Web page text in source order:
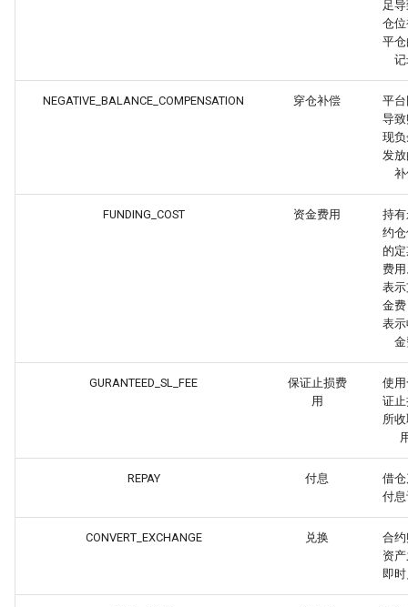
足
仓
平
NEGATIVE_BALANCE_COMPENSATION 穿仓补偿
平
导
现
发
FUNDING_COST 资金费用
持
约
的
费
表
金
表
GURANTEED_SL_FEE
保证止损费
用
使
证
所
REPAY 付息
借
付
CONVERT_EXCHANGE 兑换
合
资
即